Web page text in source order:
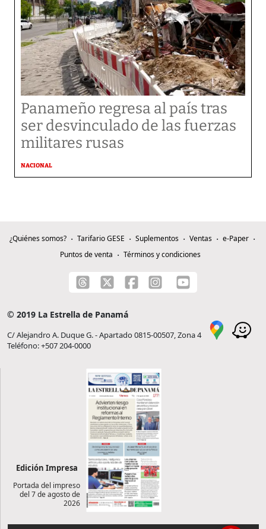
Panameño regresa al país tras
ser desvinculado de las fuerzas
militares rusas
NACIONAL
¿Quiénes somos? Tarifario GESE Suplementos Ventas
e-Paper
Puntos de venta
Términos y condiciones
© 2019 La Estrella de Panamá
C/ Alejandro A. Duque G. - Apartado 0815-00507, Zona 4
Teléfono: +507 204-0000
Edición Impresa
Portada del impreso
del 7 de agosto de
2026